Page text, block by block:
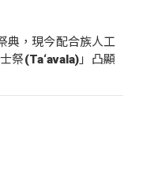
典，現今配合族人工
祭(Ta‘avala)」凸顯